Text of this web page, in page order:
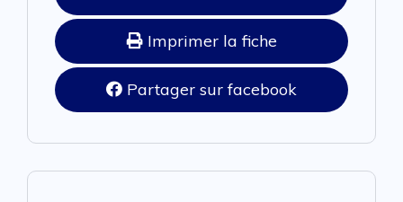
Imprimer la fiche
Partager sur facebook